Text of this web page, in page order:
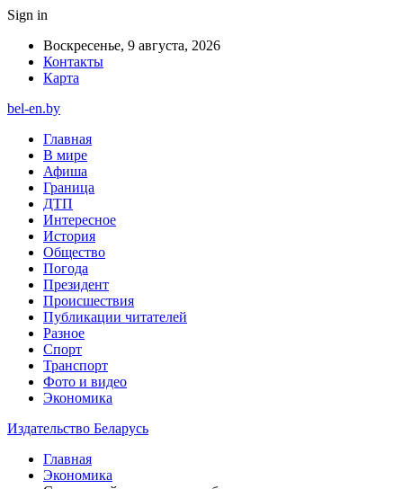
Sign in
Воскресенье, 9 августа, 2026
Контакты
Карта
bel-en.by
Главная
В мире
Афиша
Граница
ДТП
Интересное
История
Общество
Погода
Президент
Происшествия
Публикации читателей
Разное
Спорт
Транспорт
Фото и видео
Экономика
Издательство Беларусь
Главная
Экономика